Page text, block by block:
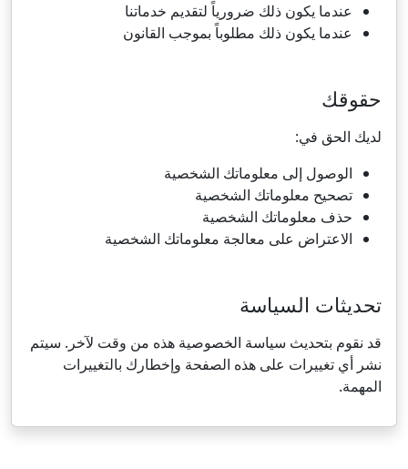
عندما يكون ذلك ضرورياً لتقديم خدماتنا
عندما يكون ذلك مطلوباً بموجب القانون
حقوقك
لديك الحق في:
الوصول إلى معلوماتك الشخصية
تصحيح معلوماتك الشخصية
حذف معلوماتك الشخصية
الاعتراض على معالجة معلوماتك الشخصية
تحديثات السياسة
قد نقوم بتحديث سياسة الخصوصية هذه من وقت لآخر. سيتم
نشر أي تغييرات على هذه الصفحة وإخطارك بالتغييرات
المهمة.